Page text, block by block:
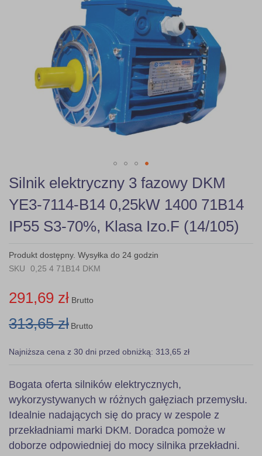
Skip
to
the
beginning
of
the
gallery
Silnik elektryczny 3 fazowy DKM
YE3-7114-B14 0,25kW 1400 71B14
IP55 S3-70%, Klasa Izo.F (14/105)
Produkt dostępny. Wysyłka do 24 godzin
SKU
0,25 4 71B14 DKM
291,69 zł Brutto
313,65 zł Brutto
Najniższa cena z 30 dni przed obniżką: 313,65 zł
Bogata oferta silników elektrycznych,
wykorzystywanych w różnych gałęziach przemysłu.
Idealnie nadających się do pracy w zespole z
przekładniami marki DKM. Doradca pomoże w
doborze odpowiedniej do mocy silnika przekładni.